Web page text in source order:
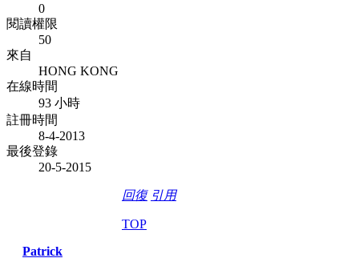
0
閱讀權限
50
來自
HONG KONG
在線時間
93 小時
註冊時間
8-4-2013
最後登錄
20-5-2015
回復 引用
TOP
Patrick